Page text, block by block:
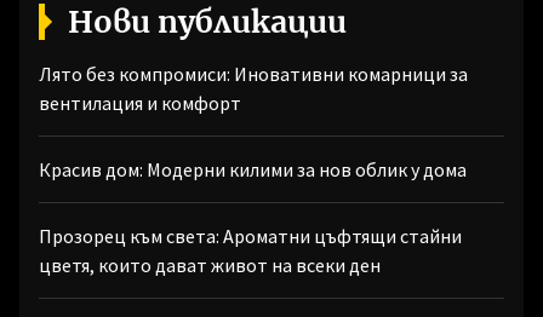
Нови публикации
Лято без компромиси: Иновативни комарници за
вентилация и комфорт
Красив дом: Модерни килими за нов облик у дома
Прозорец към света: Ароматни цъфтящи стайни
цветя, които дават живот на всеки ден